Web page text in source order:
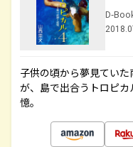
D-
子供の頃から夢見てい
が、島で出合うトロピ
憶。